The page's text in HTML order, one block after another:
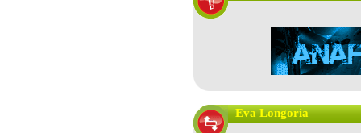
Eva Longoria